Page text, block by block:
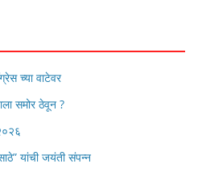
च्या वाटेवर
समोर ठेवून ?
यांची जयंती संपन्न